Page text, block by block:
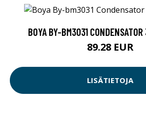
BOYA BY-BM3031
89.28 EUR
LISÄTIETOJA